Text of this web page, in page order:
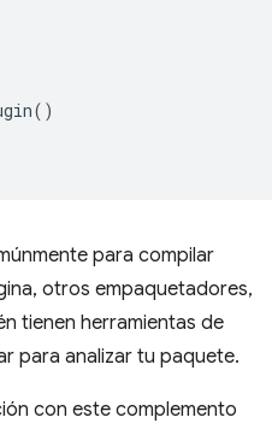
()
para compilar
otros empaquetadores,
tienen herramientas de
para analizar tu paquete.
con este complemento